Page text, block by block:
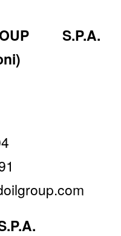
S.P.A.